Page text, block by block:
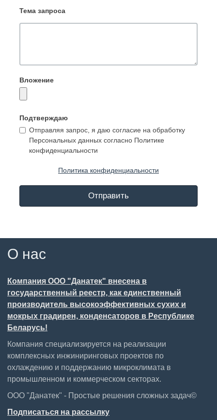
Тема запроса
Вложение
Подтверждаю
Отправляя запрос, я даю согласие на обработку
Персональных данных согласно Политике
конфиденциальности
Политика конфиденциальности
Отправить
О нас
Компания ООО "Данатек" внесена в
государственный реестр, как единственный
производитель высокоэффективных сухих и
мокрых градирен, конденсаторов в Республике
Беларусь!
Компания специализируется на реализации
комплексных инжиниринговых проектов по
охлаждению и поддержанию микроклимата в
промышленном и коммерческом секторах.
ООО "Данатек" - Простые решения сложных задач©
Подписаться на рассылку